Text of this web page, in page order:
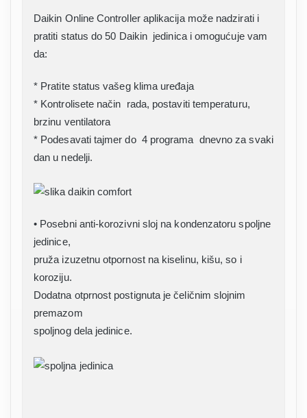
Daikin Online Controller aplikacija može nadzirati i
pratiti status do 50 Daikin jedinica i omogućuje vam
da:
* Pratite status vašeg klima uređaja
* Kontrolisete način rada, postaviti temperaturu,
brzinu ventilatora
* Podesavati tajmer do 4 programa dnevno za svaki
dan u nedelji.
• Posebni anti-korozivni sloj na kondenzatoru spoljne
jedinice,
pruža izuzetnu otpornost na kiselinu, kišu, so i
koroziju.
Dodatna otprnost postignuta je čeličnim slojnim
premazom
spoljnog dela jedinice.